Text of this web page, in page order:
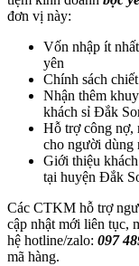
đơn vị này:
Vốn nhập ít
yên
Chính sách
Nhận thêm
khách sỉ Đắk
Hỗ trợ công nợ,
cho người dùng
Giới thiệu
tại huyện Đắk
Các CTKM hỗ trợ
cập nhật mới liên tục,
hệ hotline/zalo: 097
mã hàng.